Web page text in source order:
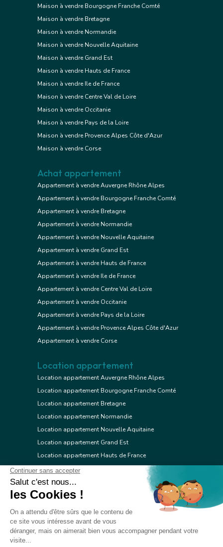
Maison à vendre Bourgogne Franche Comté
Maison à vendre Bretagne
Maison à vendre Normandie
Maison à vendre Nouvelle Aquitaine
Maison à vendre Grand Est
Maison à vendre Hauts de France
Maison à vendre Ile de France
Maison à vendre Centre Val de Loire
Maison à vendre Occitanie
Maison à vendre Pays de la Loire
Maison à vendre Provence Alpes Côte d'Azur
Maison à vendre Corse
Achat appartement
Appartement à vendre Auvergne Rhône Alpes
Appartement à vendre Bourgogne Franche Comté
Appartement à vendre Bretagne
Appartement à vendre Normandie
Appartement à vendre Nouvelle Aquitaine
Appartement à vendre Grand Est
Appartement à vendre Hauts de France
Appartement à vendre Ile de France
Appartement à vendre Centre Val de Loire
Appartement à vendre Occitanie
Appartement à vendre Pays de la Loire
Appartement à vendre Provence Alpes Côte d'Azur
Appartement à vendre Corse
Location appartement
Location appartement Auvergne Rhône Alpes
Location appartement Bourgogne Franche Comté
Location appartement Bretagne
Location appartement Normandie
Location appartement Nouvelle Aquitaine
Location appartement Grand Est
Location appartement Hauts de France
Location appartement Ile de France
Location appartement Centre Val de Loire
Location appartement Occitanie
Location appartement Provence Alpes Côte d'Azur
Location appartement Corse